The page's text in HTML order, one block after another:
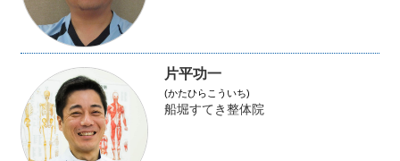
片平功一
(かたひらこういち)
船堀すてき整体院